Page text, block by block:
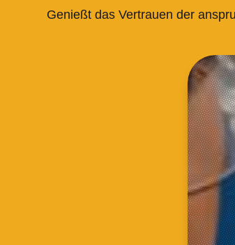
Genießt das Vertrauen der